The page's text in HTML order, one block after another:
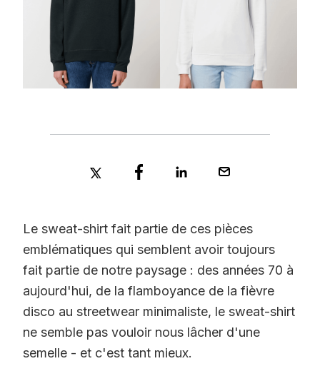
Le sweat-shirt fait partie de ces pièces
emblématiques qui semblent avoir toujours
fait partie de notre paysage : des années 70 à
aujourd'hui, de la flamboyance de la fièvre
disco au streetwear minimaliste, le sweat-shirt
ne semble pas vouloir nous lâcher d'une
semelle - et c'est tant mieux.